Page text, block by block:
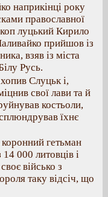
наприкінці року
православної
луцький Кирило
прийшов із
взяв із міста
Русь.
Слуцьк і,
свої лави та й
костьоли,
їхнє
гетьман
000 литовців і
військо з
таку відсіч, що